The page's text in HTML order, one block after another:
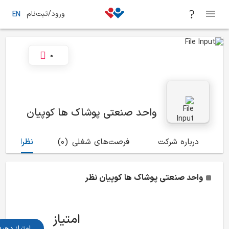
ورود/ثبت‌نام EN
واحد صنعتی پوشاک ها کوپیان
درباره شرکت (0) فرصت‌های شغلی نظرات
واحد صنعتی پوشاک ها کوپیاننظر
امتیاز